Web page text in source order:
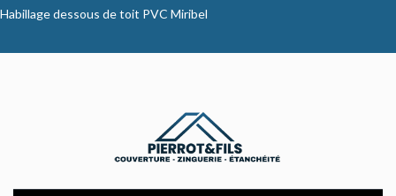
Habillage dessous de toit PVC Miribel